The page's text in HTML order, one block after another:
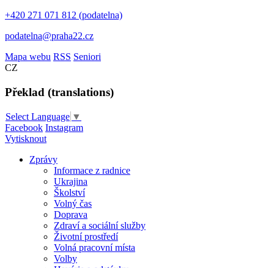
+420 271 071 812 (podatelna)
podatelna@praha22.cz
Mapa webu RSS Seniori
CZ
Překlad (translations)
Select Language ▼
Facebook Instagram
Vytisknout
Zprávy
Informace z radnice
Ukrajina
Školství
Volný čas
Doprava
Zdraví a sociální služby
Životní prostředí
Volná pracovní místa
Volby